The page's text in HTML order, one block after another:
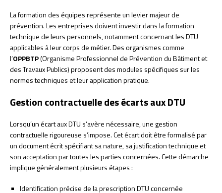
La formation des équipes représente un levier majeur de
prévention. Les entreprises doivent investir dans la formation
technique de leurs personnels, notamment concernant les DTU
applicables à leur corps de métier. Des organismes comme
l’OPPBTP(Organisme Professionnel de Prévention du Bâtiment et
des Travaux Publics) proposent des modules spécifiques sur les
normes techniques et leur application pratique.
Gestion contractuelle des écarts aux DTU
Lorsqu’un écart aux DTU s’avère nécessaire, une gestion
contractuelle rigoureuse s’impose. Cet écart doit être formalisé par
un document écrit spécifiant sa nature, sa justification technique et
son acceptation par toutes les parties concernées. Cette démarche
implique généralement plusieurs étapes :
Identification précise de la prescription DTU concernée